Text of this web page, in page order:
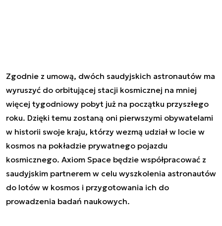
Zgodnie z umową, dwóch saudyjskich astronautów ma
wyruszyć do orbitującej stacji kosmicznej na mniej
więcej tygodniowy pobyt już na początku przyszłego
roku. Dzięki temu zostaną oni pierwszymi obywatelami
w historii swoje kraju, którzy wezmą udział w locie w
kosmos na pokładzie prywatnego pojazdu
kosmicznego. Axiom Space będzie współpracować z
saudyjskim partnerem w celu wyszkolenia astronautów
do lotów w kosmos i przygotowania ich do
prowadzenia badań naukowych.